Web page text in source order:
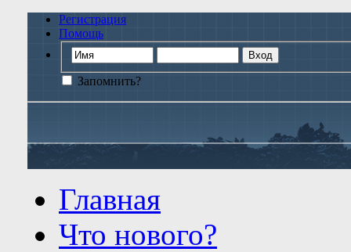
Регистрация
Помощь
Запомнить?
Главная
Что нового?